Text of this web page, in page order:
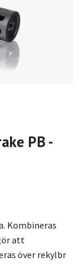
PB -
Kombineras
att
över rekylbr